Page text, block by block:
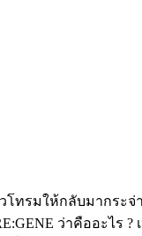
โทรมให้กลับมากระ
ว่าคืออะไร ?